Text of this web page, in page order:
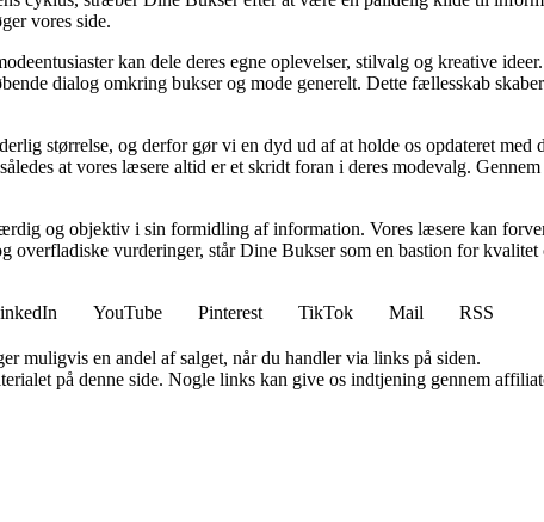
vores side.
kan dele deres egne oplevelser, stilvalg og kreative
dialog omkring bukser og mode generelt. Dette fællesskab
størrelse, og derfor gør vi en dyd ud af at holde os opdateret
at vores læsere altid er et skridt foran i deres modevalg.
og objektiv i sin formidling af information. Vores læsere kan
overfladiske vurderinger, står Dine Bukser som en bastion for
YouTube Pinterest TikTok Mail
RSS
muligvis en andel af salget, når du handler via links på siden.
på denne side. Nogle links kan give os indtjening gennem